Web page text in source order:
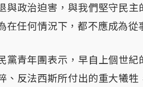
與政治迫害，與我們堅守民
在任何情況下，都不應成為從
黨青年團表示，早自上個世
、反法西斯所付出的重大犧